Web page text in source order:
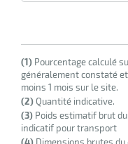
(1) Pourcentage calculé
généralement constaté
moins 1 mois sur le site.
(2)Quantité indicative.
(3) Poids estimatif brut
indicatif pour transport